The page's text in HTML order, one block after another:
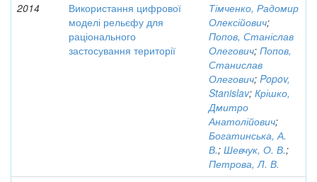
2014
Використання цифрової
моделі рельєфу для
раціонального
застосування території
Тімченко, Радомир
Олексійович;
Попов, Станіслав
Олегович; Попов,
Станислав
Олегович; Popov,
Stanislav; Крішко,
Дмитро
Анатолійович;
Богатинська, А.
В.; Шевчук, О. В.;
Петрова, Л. В.